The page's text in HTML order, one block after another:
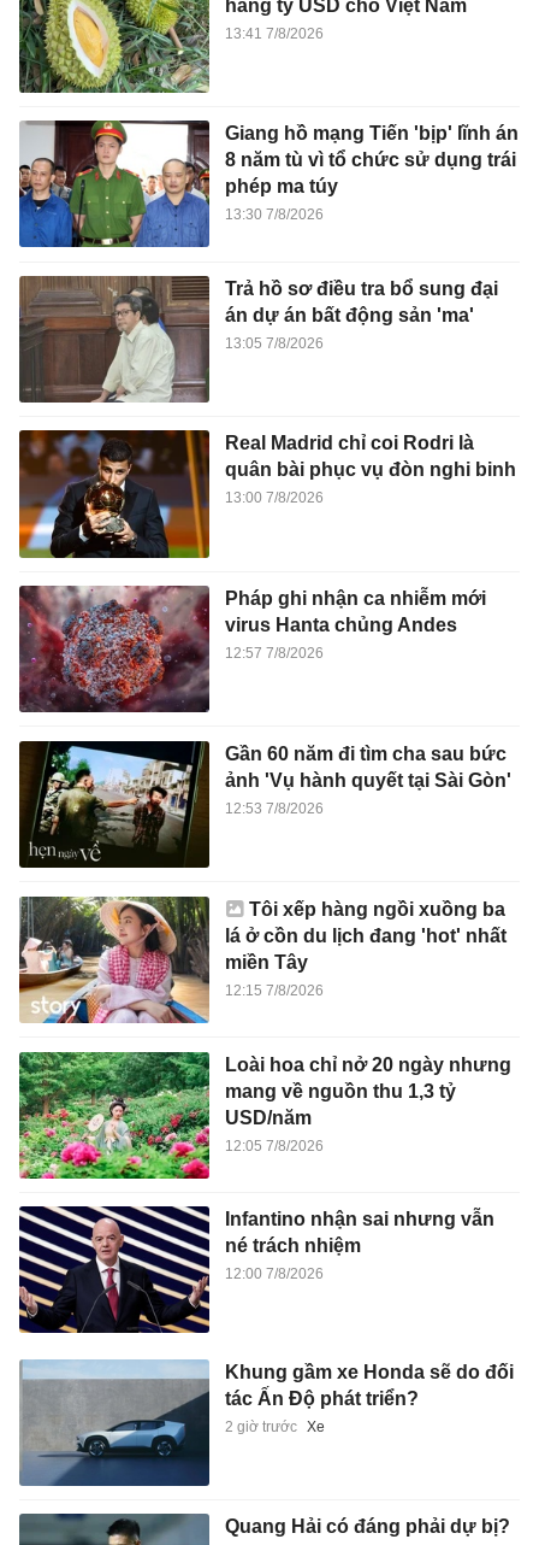
hàng tỷ USD cho Việt Nam
13:41 7/8/2026
Giang hồ mạng Tiến 'bịp' lĩnh án
8 năm tù vì tổ chức sử dụng trái
phép ma túy
13:30 7/8/2026
Trả hồ sơ điều tra bổ sung đại
án dự án bất động sản 'ma'
13:05 7/8/2026
Real Madrid chỉ coi Rodri là
quân bài phục vụ đòn nghi binh
13:00 7/8/2026
Pháp ghi nhận ca nhiễm mới
virus Hanta chủng Andes
12:57 7/8/2026
Gần 60 năm đi tìm cha sau bức
ảnh 'Vụ hành quyết tại Sài Gòn'
12:53 7/8/2026
Tôi xếp hàng ngồi xuồng ba
lá ở cồn du lịch đang 'hot' nhất
miền Tây
12:15 7/8/2026
Loài hoa chỉ nở 20 ngày nhưng
mang về nguồn thu 1,3 tỷ
USD/năm
12:05 7/8/2026
Infantino nhận sai nhưng vẫn
né trách nhiệm
12:00 7/8/2026
Khung gầm xe Honda sẽ do đối
tác Ấn Độ phát triển?
2 giờ trước Xe
Quang Hải có đáng phải dự bị?